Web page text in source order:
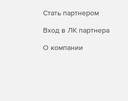
Стать партнером
Вход в ЛК партнера
О компании